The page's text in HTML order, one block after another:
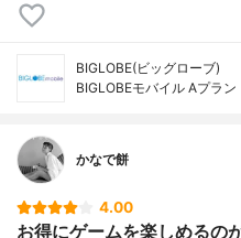
BIGLOBE(ビッグローブ)
BIGLOBEモバイル Aプラン
かなで餅
4.00
お得にゲームを楽しめるの